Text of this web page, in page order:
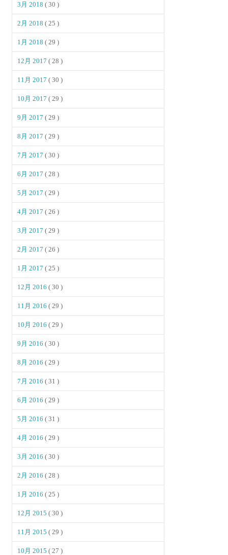
3月 2018( 30 )
2月 2018( 25 )
1月 2018( 29 )
12月 2017( 28 )
11月 2017( 30 )
10月 2017( 29 )
9月 2017( 29 )
8月 2017( 29 )
7月 2017( 30 )
6月 2017( 28 )
5月 2017( 29 )
4月 2017( 26 )
3月 2017( 29 )
2月 2017( 26 )
1月 2017( 25 )
12月 2016( 30 )
11月 2016( 29 )
10月 2016( 29 )
9月 2016( 30 )
8月 2016( 29 )
7月 2016( 31 )
6月 2016( 29 )
5月 2016( 31 )
4月 2016( 29 )
3月 2016( 30 )
2月 2016( 28 )
1月 2016( 25 )
12月 2015( 30 )
11月 2015( 29 )
10月 2015( 27 )